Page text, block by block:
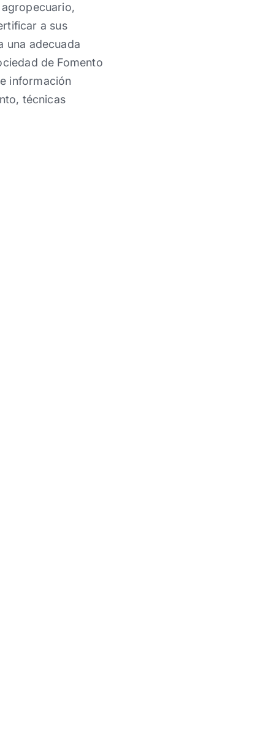
a sus
una adecuada
de Fomento
información
técnicas